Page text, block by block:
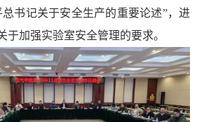
总书记关于安全生产的重要论述”，进
于加强实验室安全管理的要求。